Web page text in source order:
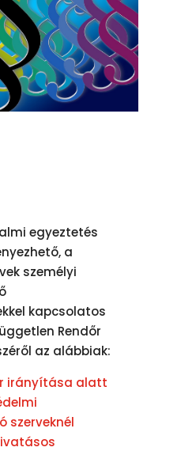
egyeztetés
a
személyi
kapcsolatos
Rendőr
az alábbiak:
irányítása alatt
szerveknél